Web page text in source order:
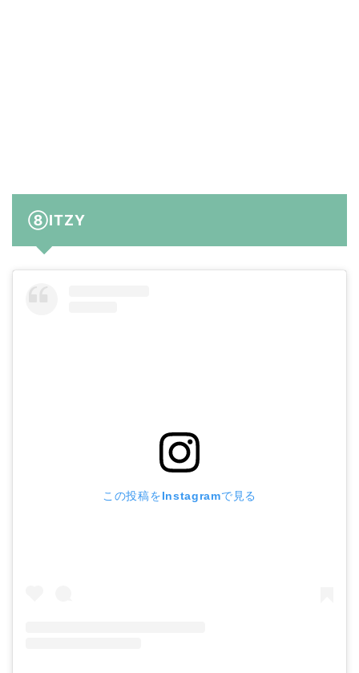
⑧ITZY
この投稿をInstagramで見る